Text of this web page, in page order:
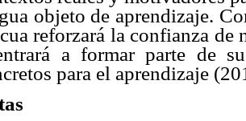
objeto de aprendizaje.
reforzará la confianza de
a formar parte de su
para el aprendizaje